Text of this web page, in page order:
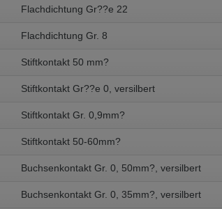
Flachdichtung Gr??e 22
Flachdichtung Gr. 8
Stiftkontakt 50 mm?
Stiftkontakt Gr??e 0, versilbert
Stiftkontakt Gr. 0,9mm?
Stiftkontakt 50-60mm?
Buchsenkontakt Gr. 0, 50mm?, versilbert
Buchsenkontakt Gr. 0, 35mm?, versilbert